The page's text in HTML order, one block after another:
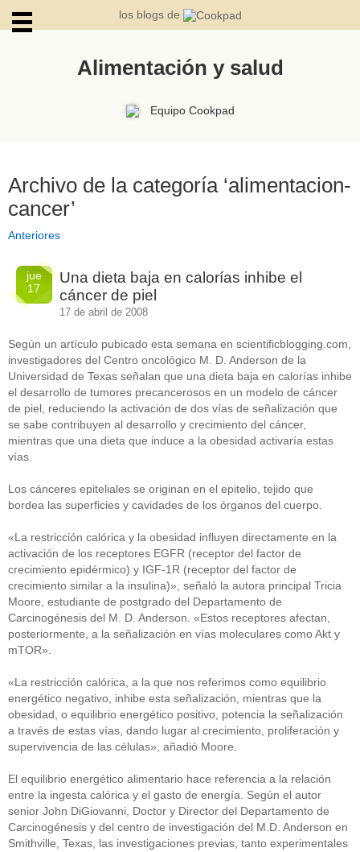
los blogs de
Alimentación y salud
Equipo Cookpad
Archivo de la categoría ‘alimentacion-
cancer’
Anteriores
jue
17
Una dieta baja en calorías inhibe el
cáncer de piel
17 de abril de 2008
Según un artículo pubicado esta semana en scientificblogging.com,
investigadores del Centro oncológico M. D. Anderson de la
Universidad de Texas señalan que una dieta baja en calorías inhibe
el desarrollo de tumores precancerosos en un modelo de cáncer
de piel, reduciendo la activación de dos vías de señalización que
se sabe contribuyen al desarrollo y crecimiento del cáncer,
mientras que una dieta que induce a la obesidad activaría estas
vías.
Los cánceres epiteliales se originan en el epitelio, tejido que
bordea las superficies y cavidades de los órganos del cuerpo.
«La restricción calórica y la obesidad influyen directamente en la
activación de los receptores EGFR (receptor del factor de
crecimiento epidérmico) y IGF-1R (receptor del factor de
crecimiento similar a la insulina)», señaló la autora principal Tricia
Moore, estudiante de postgrado del Departamento de
Carcinogénesis del M. D. Anderson. «Estos receptores afectan,
posteriormente, a la señalización en vías moleculares como Akt y
mTOR».
«La restricción calórica, a la que nos referimos como equilibrio
energético negativo, inhibe esta señalización, mientras que la
obesidad, o equilibrio energético positivo, potencia la señalización
a través de estas vías, dando lugar al crecimiento, proliferación y
supervivencia de las células», añadió Moore.
El equilibrio energético alimentario hace referencia a la relación
entre la ingesta calórica y el gasto de energía. Según el autor
senior John DiGiovanni, Doctor y Director del Departamento de
Carcinogénesis y del centro de investigación del M.D. Anderson en
Smithville, Texas, las investigaciones previas, tanto experimentales